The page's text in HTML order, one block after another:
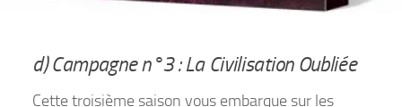
d) Campagne n°3 : La Civilisation Oubliée
Cette troisième saison vous embarque sur les